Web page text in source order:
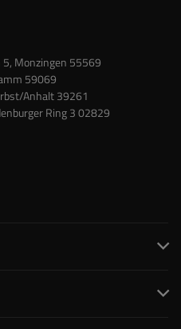
Monzingen 55569
59069
Anhalt 39261
Ring 3 02829